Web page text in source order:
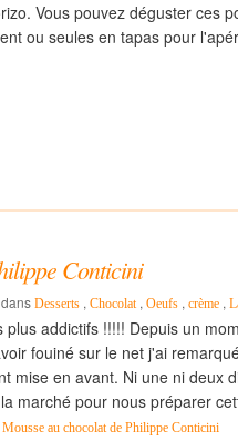
Vous pouvez déguster ces
ou seules en tapas pour
Conticini
dans Desserts , Chocolat , Oeufs , crème ,
addictifs !!!!! Depuis un
fouiné sur le net j'ai
mise en avant. Ni une ni deux
marché pour nous préparer
Mousse au chocolat de Philippe Conticini